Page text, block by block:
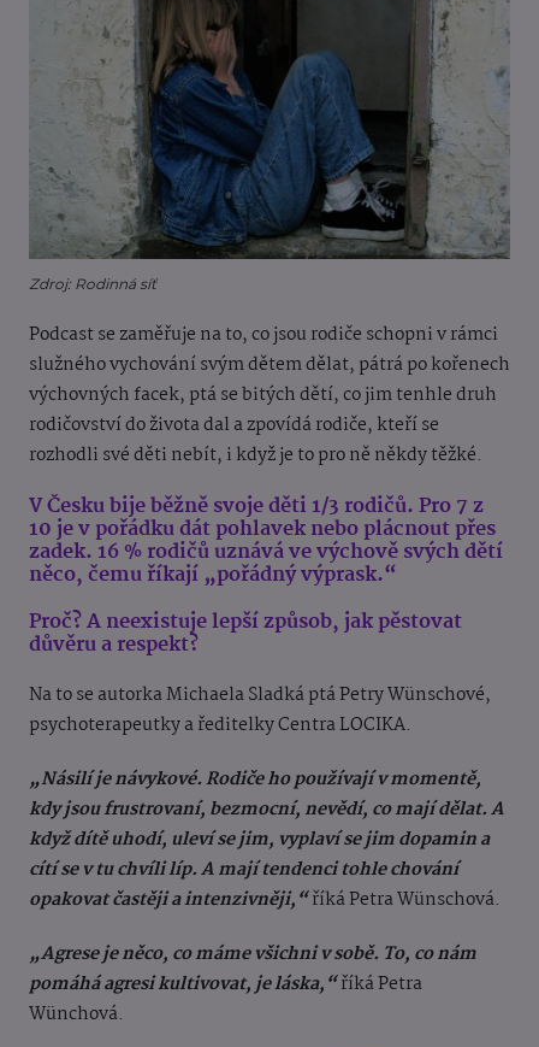
Zdroj: Rodinná síť
Podcast se zaměřuje na to, co jsou rodiče schopni v rámci
služného vychování svým dětem dělat, pátrá po kořenech
výchovných facek, ptá se bitých dětí, co jim tenhle druh
rodičovství do života dal a zpovídá rodiče, kteří se
rozhodli své děti nebít, i když je to pro ně někdy těžké.
V Česku bije běžně svoje děti 1/3 rodičů. Pro 7 z
10 je v pořádku dát pohlavek nebo plácnout přes
zadek. 16 % rodičů uznává ve výchově svých dětí
něco, čemu říkají „pořádný výprask.“
Proč? A neexistuje lepší způsob, jak pěstovat
důvěru a respekt?
Na to se autorka Michaela Sladká ptá Petry Wünschové,
psychoterapeutky a ředitelky Centra LOCIKA.
„Násilí je návykové. Rodiče ho používají v momentě,
kdy jsou frustrovaní, bezmocní, nevědí, co mají dělat. A
když dítě uhodí, uleví se jim, vyplaví se jim dopamin a
cítí se v tu chvíli líp. A mají tendenci tohle chování
opakovat častěji a intenzivněji,“říká Petra Wünschová.
„Agrese je něco, co máme všichni v sobě. To, co nám
pomáhá agresi kultivovat, je láska,“říká Petra
Wünchová.